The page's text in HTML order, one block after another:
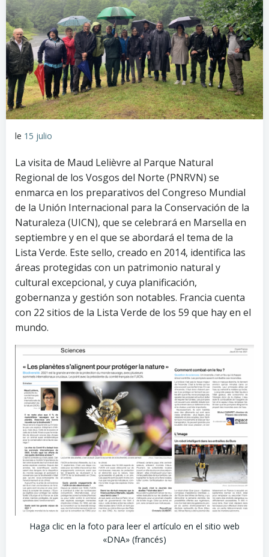
le 15 julio
La visita de Maud Lelièvre al Parque Natural
Regional de los Vosgos del Norte (PNRVN) se
enmarca en los preparativos del Congreso Mundial
de la Unión Internacional para la Conservación de la
Naturaleza (UICN), que se celebrará en Marsella en
septiembre y en el que se abordará el tema de la
Lista Verde. Este sello, creado en 2014, identifica las
áreas protegidas con un patrimonio natural y
cultural excepcional, y cuya planificación,
gobernanza y gestión son notables. Francia cuenta
con 22 sitios de la Lista Verde de los 59 que hay en el
mundo.
Haga clic en la foto para leer el artículo en el sitio web
«DNA» (francés)